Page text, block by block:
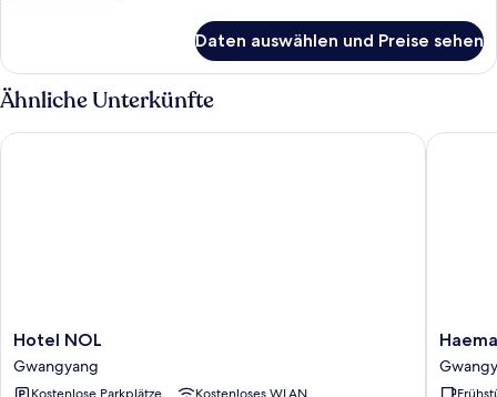
Doppelzimmer
Daten auswählen und Preise sehen
Ähnliche Unterkünfte
Hotel
NOL
Gwangyang
Hotel NOL
Gwangyang
Kostenlose Parkplätze
Kostenloses WLAN
Hotel NOL
Hotel